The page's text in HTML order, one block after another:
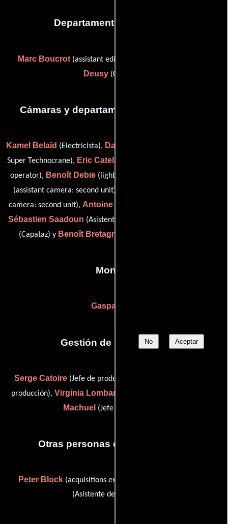
No Aceptar
Departamento de editorial
Marc Boucrot(assistant editor / color timer) y
Deusy(Colorista)
Cámaras y departamento de electricidad
Kamel Belaïd (Electricista), David Campbell
Super Technocrane), Eric Catelan
operator), Benoît Debie (lighting designer),
(assistant camera: second unit),
camera: second unit), Antoine Rabaté
Sébastien Saadoun (Asistente de cámara),
(Capataz) y Benoît Bretagne
Montaje
Gaspar Noé
Gestión de producción
Serge Catoire(Jefe de producción),
producción), Virginia Lombardo
Machuel (Jefe de producción)
Otras personas que participaron
Peter Block(acquisitions executive) y
(Asistente de producción)